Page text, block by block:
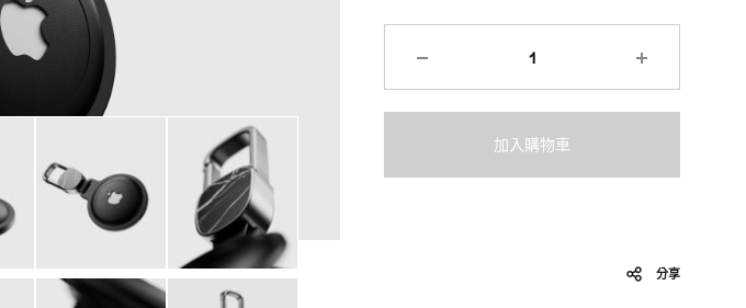
加入購物車
分享